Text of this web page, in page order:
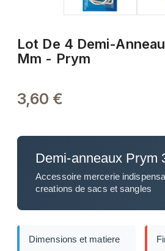
Lot De 4 Demi-
Mm - Prym
3,60 €
Demi-anneaux Prym
Accessoire mercerie
creations de sacs et sangles
Dimensions et matiere